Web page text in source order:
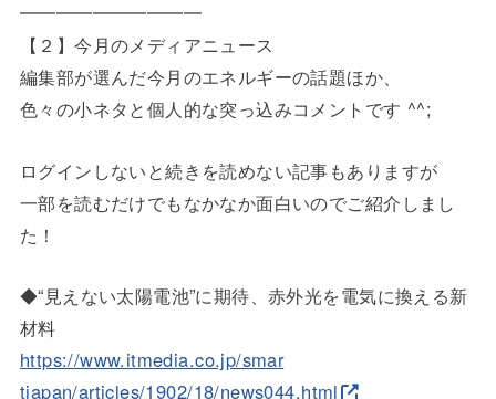
━━━━━━━━━━
【２】今月のメディアニュース
編集部が選んだ今月のエネルギーの話題ほか、
色々の小ネタと個人的な突っ込みコメントです ^^;
ログインしないと続きを読めない記事もありますが
一部を読むだけでもなかなか面白いのでご紹介しまし
た！
◆“見えない太陽電池”に期待、赤外光を電気に換える新
材料
https://www.itmedia.co.jp/smar
tjapan/articles/1902/18/news044.html